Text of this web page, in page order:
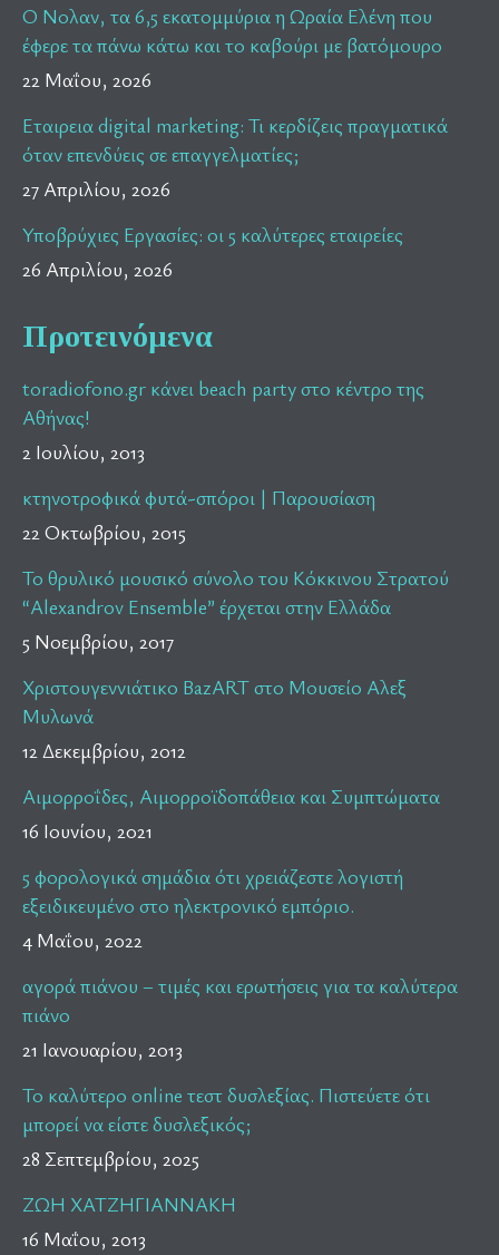
Ο Νολαν, τα 6,5 εκατομμύρια η Ωραία Ελένη που
έφερε τα πάνω κάτω και το καβούρι με βατόμουρο
22 Μαΐου, 2026
Εταιρεια digital marketing: Τι κερδίζεις πραγματικά
όταν επενδύεις σε επαγγελματίες;
27 Απριλίου, 2026
Υποβρύχιες Εργασίες: οι 5 καλύτερες εταιρείες
26 Απριλίου, 2026
Προτεινόμενα
toradiofono.gr κάνει beach party στο κέντρο της
Αθήνας!
2 Ιουλίου, 2013
κτηνοτροφικά φυτά-σπόροι | Παρουσίαση
22 Οκτωβρίου, 2015
Το θρυλικό μουσικό σύνολο του Κόκκινου Στρατού
“Alexandrov Ensemble” έρχεται στην Ελλάδα
5 Νοεμβρίου, 2017
Χριστουγεννιάτικο BazART στο Μουσείο Αλεξ
Μυλωνά
12 Δεκεμβρίου, 2012
Αιμορροΐδες, Αιμορροϊδοπάθεια και Συμπτώματα
16 Ιουνίου, 2021
5 φορολογικά σημάδια ότι χρειάζεστε λογιστή
εξειδικευμένο στο ηλεκτρονικό εμπόριο.
4 Μαΐου, 2022
αγορά πιάνου – τιμές και ερωτήσεις για τα καλύτερα
πιάνο
21 Ιανουαρίου, 2013
Το καλύτερο online τεστ δυσλεξίας. Πιστεύετε ότι
μπορεί να είστε δυσλεξικός;
28 Σεπτεμβρίου, 2025
ΖΩΗ ΧΑΤΖΗΓΙΑΝΝΑΚΗ
16 Μαΐου, 2013